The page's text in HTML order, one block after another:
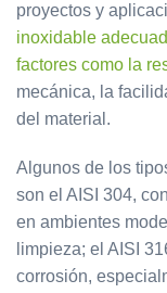
proyectos y
inoxidable
factores como la
mecánica, la
del material.
Algunos de los
son el AISI 304,
en ambientes
limpieza; el AISI
corrosión,